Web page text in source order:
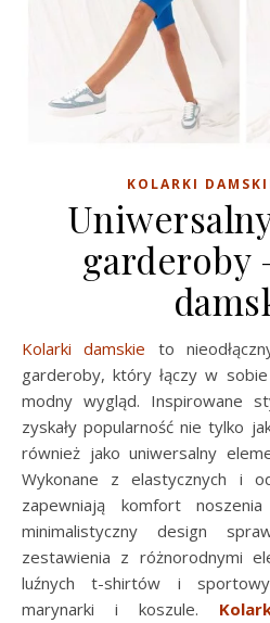
KOLARKI
garderoby
Kolarki damskie to
garderoby, który łączy w
modny wygląd. Inspirowane
zyskały popularność nie tylko
również jako uniwersalny
Wykonane z elastycznych i
zapewniają komfort
minimalistyczny design
zestawienia z różnorodnymi
luźnych t-shirtów i
marynarki i koszule.